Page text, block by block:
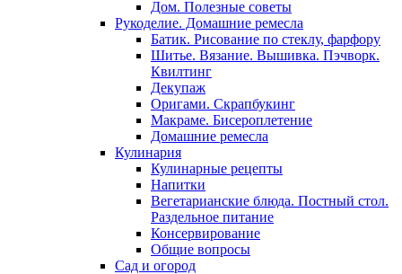
Дом. Полезные советы
Рукоделие. Домашние ремесла
Батик. Рисование по стеклу, фарфору
Шитье. Вязание. Вышивка. Пэчворк.
Квилтинг
Декупаж
Оригами. Скрапбукинг
Макраме. Бисероплетение
Домашние ремесла
Кулинария
Кулинарные рецепты
Напитки
Вегетарианские блюда. Постный стол.
Раздельное питание
Консервирование
Общие вопросы
Сад и огород